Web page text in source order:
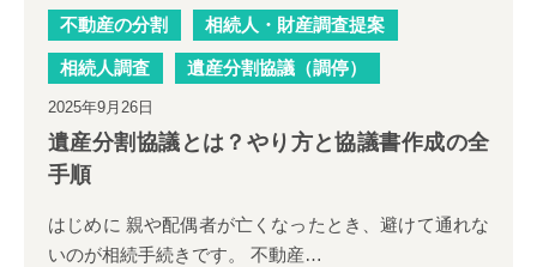
民事信託（事業継承）
相続人が誰なのかを知りたい
相続人調査
不動産の分割 相続人・財産調査提案
相続人調査 遺産分割協議（調停）
2025年9月26日
遺産分割協議とは？やり方と協議書作成の全
手順
はじめに 親や配偶者が亡くなったとき、避けて通れな
いのが相続手続きです。 不動産…